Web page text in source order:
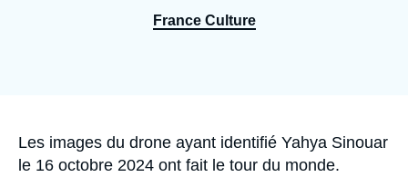
France Culture
Accroche
Les images du drone ayant identifié Yahya Sinouar
le 16 octobre 2024 ont fait le tour du monde.